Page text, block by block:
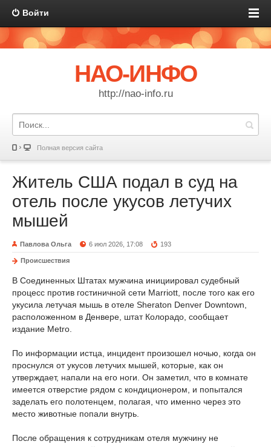
Войти
НАО-ИНФО
http://nao-info.ru
Полная версия сайта
Житель США подал в суд на
отель после укусов летучих
мышей
Павлова Ольга 6 июл 2026, 17:08 193
Происшествия
В Соединенных Штатах мужчина инициировал судебный
процесс против гостиничной сети Marriott, после того как его
укусила летучая мышь в отеле Sheraton Denver Downtown,
расположенном в Денвере, штат Колорадо, сообщает
издание Metro.
По информации истца, инцидент произошел ночью, когда он
проснулся от укусов летучих мышей, которые, как он
утверждает, напали на его ноги. Он заметил, что в комнате
имеется отверстие рядом с кондиционером, и попытался
заделать его полотенцем, полагая, что именно через это
место животные попали внутрь.
После обращения к сотрудникам отеля мужчину не